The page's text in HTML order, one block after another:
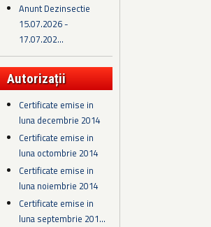
Anunt Dezinsectie
15.07.2026 -
17.07.202...
Autorizații
Certificate emise in
luna decembrie 2014
Certificate emise in
luna octombrie 2014
Certificate emise in
luna noiembrie 2014
Certificate emise in
luna septembrie 201...